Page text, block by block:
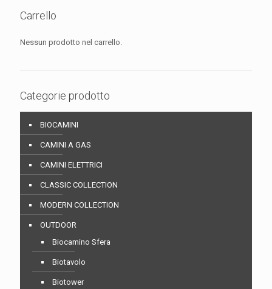
Carrello
Nessun prodotto nel carrello.
Categorie prodotto
BIOCAMINI
CAMINI A GAS
CAMINI ELETTRICI
CLASSIC COLLECTION
MODERN COLLECTION
OUTDOOR
Biocamino Sfera
Biotavolo
Biotower